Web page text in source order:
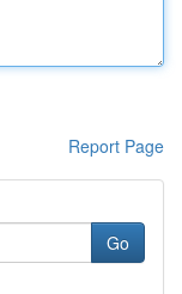
Report Page
Go